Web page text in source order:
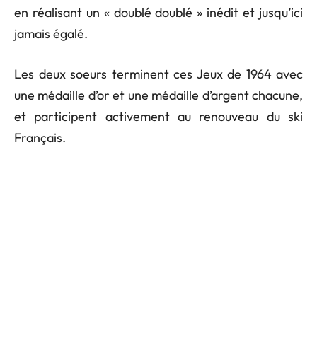
en réalisant un « doublé doublé » inédit et jusqu’ici
jamais égalé.
Les deux soeurs terminent ces Jeux de 1964 avec
une médaille d’or et une médaille d’argent chacune,
et participent activement au renouveau du ski
Français.